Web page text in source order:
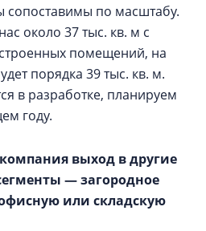
сопоставимы по масштабу.
около 37 тыс. кв. м с
помещений, на
порядка 39 тыс. кв. м.
в разработке, планируем
году.
выход в другие
— загородное
или складскую